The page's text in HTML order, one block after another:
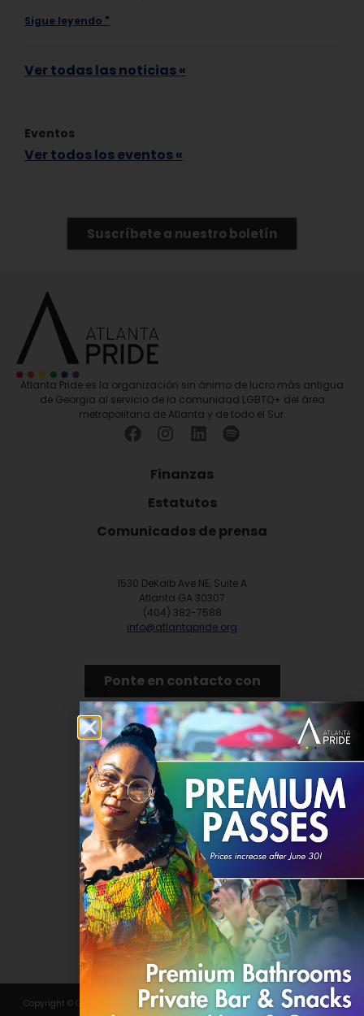
Sigue leyendo "
Ver todas las noticias «
Eventos
Ver todos los eventos «
Suscríbete a nuestro boletín
Atlanta Pride es la organización sin ánimo de lucro más antigua
de Georgia al servicio de la comunidad LGBTQ+ del área
metropolitana de Atlanta y de todo el Sur.
Finanzas
Estatutos
Comunicados de prensa
1530 DeKalb Ave NE, Suite A
Atlanta GA 30307
(404) 382-7588
info@atlantapride.org
Ponte en contacto con
DONAR
Copyright © Comité 2024 Atlanta Pride, Inc. Todos los derechos reservados.